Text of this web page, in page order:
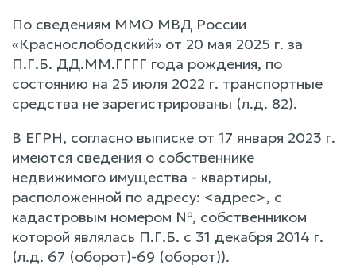
По сведениям ММО МВД России
«Краснослободский» от 20 мая 2025 г. за
П.Г.Б. ДД.ММ.ГГГГ года рождения, по
состоянию на 25 июля 2022 г. транспортные
средства не зарегистрированы (л.д. 82).
В ЕГРН, согласно выписке от 17 января 2023 г.
имеются сведения о собственнике
недвижимого имущества - квартиры,
расположенной по адресу: <адрес>, с
кадастровым номером №, собственником
которой являлась П.Г.Б. с 31 декабря 2014 г.
(л.д. 67 (оборот)-69 (оборот)).